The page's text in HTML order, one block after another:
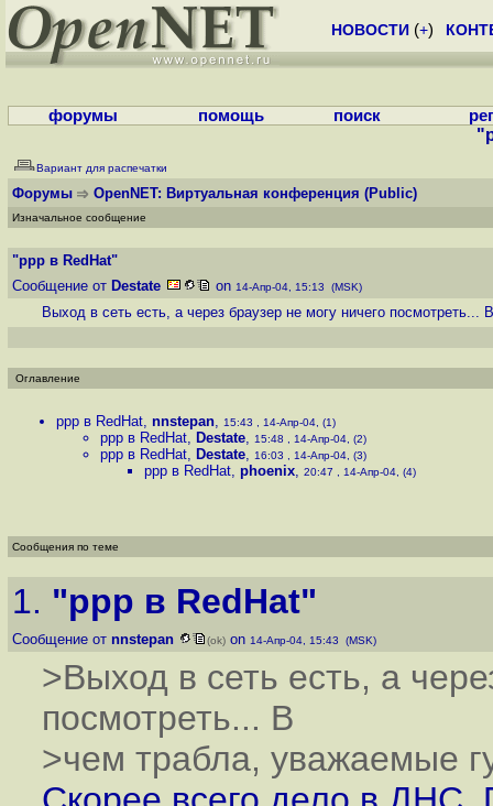
НОВОСТИ (+)
форумы помощь поиск
Вариант для распечатки
Форумы OpenNET: Виртуальная конференция (Public)
Изначальное сообщение
"ppp в RedHat"
Сообщение от Destate on 14-Апр-04, 15:13 (MSK)
Выход в сеть есть, а через браузер не могу ничего
Оглавление
ppp в RedHat, nnstepan, 15:43 , 14-Апр-04, (1)
ppp в RedHat, Destate, 15:48 , 14-Апр-04, (2)
ppp в RedHat, Destate, 16:03 , 14-Апр-04, (3)
ppp в RedHat, phoenix, 20:47 , 14-Апр-04, (4)
Сообщения по теме
1. "ppp в RedHat"
Сообщение от nnstepan (ok) on 14-Апр-04, 15:43 (MSK)
>Выход в сеть есть, а
посмотреть... В
>чем трабла, уважаемые